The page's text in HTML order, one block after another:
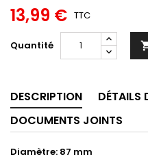
13,99 € TTC
Quantité
DESCRIPTION
DÉTAILS
DOCUMENTS JOINTS
Diamètre: 87 mm